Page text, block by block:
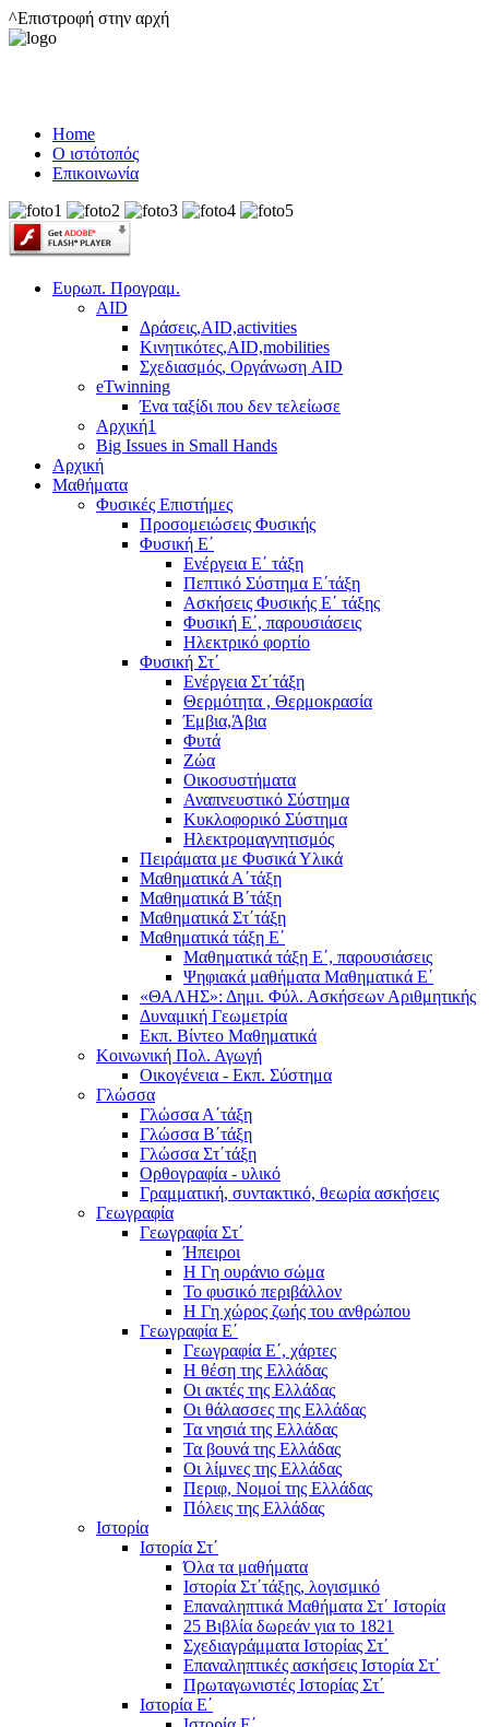
^Επιστροφή στην αρχή
Home
Ο ιστότοπός
Επικοινωνία
Ευρωπ. Προγραμ.
AID
Δράσεις,AID,activities
Κινητικότες,AID,mobilities
Σχεδιασμός, Οργάνωση AID
eTwinning
Ένα ταξίδι που δεν τελείωσε
Αρχική1
Big Issues in Small Hands
Αρχική
Μαθήματα
Φυσικές Επιστήμες
Προσομειώσεις Φυσικής
Φυσική Ε΄
Ενέργεια Ε΄ τάξη
Πεπτικό Σύστημα Ε΄τάξη
Ασκήσεις Φυσικής Ε΄ τάξης
Φυσική Ε΄, παρουσιάσεις
Ηλεκτρικό φορτίο
Φυσική Στ΄
Ενέργεια Στ΄τάξη
Θερμότητα , Θερμοκρασία
Έμβια,Άβια
Φυτά
Ζώα
Οικοσυστήματα
Αναπνευστικό Σύστημα
Κυκλοφορικό Σύστημα
Ηλεκτρομαγνητισμός
Πειράματα με Φυσικά Υλικά
Μαθηματικά Α΄τάξη
Μαθηματικά Β΄τάξη
Μαθηματικά Στ΄τάξη
Μαθηματικά τάξη Ε΄
Μαθηματικά τάξη Ε΄, παρουσιάσεις
Ψηφιακά μαθήματα Μαθηματικά Ε΄
«ΘΑΛΗΣ»: Δημι. Φύλ. Ασκήσεων Αριθμητικής
Δυναμική Γεωμετρία
Εκπ. Βίντεο Μαθηματικά
Κοινωνική Πολ. Αγωγή
Οικογένεια - Εκπ. Σύστημα
Γλώσσα
Γλώσσα Α΄τάξη
Γλώσσα Β΄τάξη
Γλώσσα Στ΄τάξη
Ορθογραφία - υλικό
Γραμματική, συντακτικό, θεωρία ασκήσεις
Γεωγραφία
Γεωγραφία Στ΄
Ήπειροι
Η Γη ουράνιο σώμα
Το φυσικό περιβάλλον
Η Γη χώρος ζωής του ανθρώπου
Γεωγραφία Ε΄
Γεωγραφία Ε΄, χάρτες
Η θέση της Ελλάδας
Οι ακτές της Ελλάδας
Οι θάλασσες της Ελλάδας
Τα νησιά της Ελλάδας
Τα βουνά της Ελλάδας
Οι λίμνες της Ελλάδας
Περιφ, Νομοί της Ελλάδας
Πόλεις της Ελλάδας
Ιστορία
Ιστορία Στ΄
Όλα τα μαθήματα
Ιστορία Στ΄τάξης, λογισμικό
Επαναληπτικά Μαθήματα Στ΄ Ιστορία
25 Βιβλία δωρεάν για το 1821
Σχεδιαγράμματα Ιστορίας Στ΄
Επαναληπτικές ασκήσεις Ιστορία Στ΄
Πρωταγωνιστές Ιστορίας Στ΄
Ιστορία Ε΄